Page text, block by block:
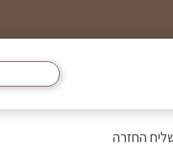
כל הצמידים, שרשראות וטבעות לזמן
החזרה